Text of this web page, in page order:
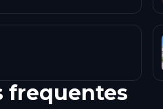
frequentes